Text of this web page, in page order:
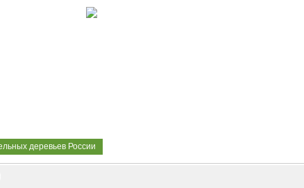
деревьев России